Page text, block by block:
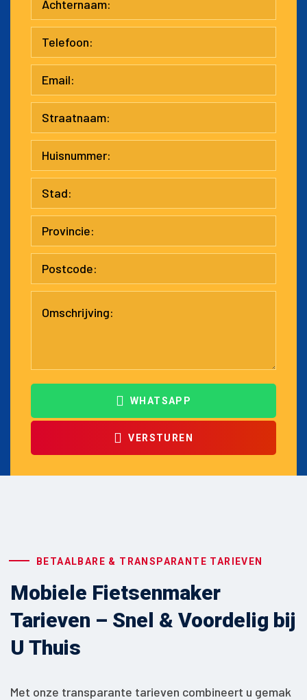
WHATSAPP
VERSTUREN
BETAALBARE & TRANSPARANTE TARIEVEN
Mobiele Fietsenmaker
Tarieven – Snel & Voordelig bij
U Thuis
Met onze transparante tarieven combineert u gemak